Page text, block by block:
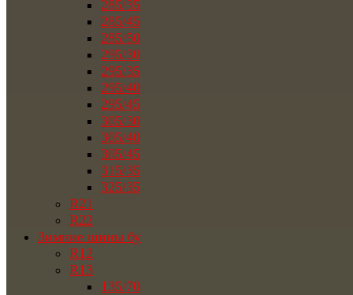
285/35
285/45
285/50
295/30
295/35
295/40
295/45
305/30
305/40
305/45
315/35
325/35
R21
R22
Зимние шины бу
R12
R13
135/70